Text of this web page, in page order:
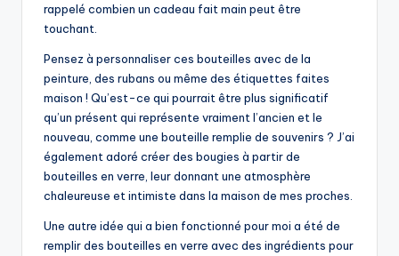
rappelé combien un cadeau fait main peut être
touchant.
Pensez à personnaliser ces bouteilles avec de la
peinture, des rubans ou même des étiquettes faites
maison ! Qu’est-ce qui pourrait être plus significatif
qu’un présent qui représente vraiment l’ancien et le
nouveau, comme une bouteille remplie de souvenirs ? J’ai
également adoré créer des bougies à partir de
bouteilles en verre, leur donnant une atmosphère
chaleureuse et intimiste dans la maison de mes proches.
Une autre idée qui a bien fonctionné pour moi a été de
remplir des bouteilles en verre avec des ingrédients pour